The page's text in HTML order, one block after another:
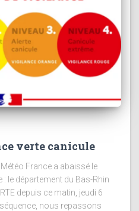
verte canicule
France a abaissé le
le département du Bas-Rhin
depuis ce matin, jeudi 6
nous repassons